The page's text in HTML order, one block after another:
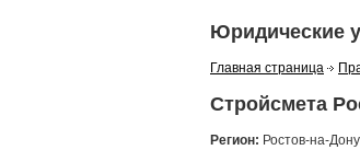
Юридические
Главная страница
Стройсмета
Регион: Ростов-на-Дону